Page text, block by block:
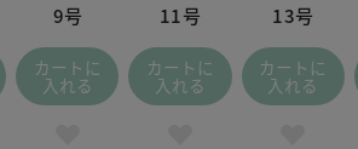
9号
カートに
入れる
11号
カートに
入れる
13号
カートに
入れる